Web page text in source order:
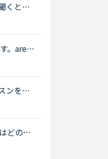
くと、
拾え
。are'n
ンツっ
ンを録
習的
どのよ